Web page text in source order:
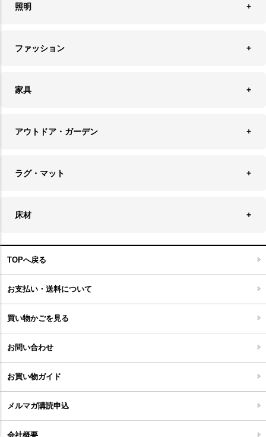
ごみ箱
バス・トイレ用品
その他雑貨
フォトフレーム
プランターカバー
キャンドル
お盆・トレー
照明
ファッション
家具
収納家具
ベッド・寝具
キッズインテリア
家具開梱設置便について
アウトドア・ガーデン
アウトドア雑貨
ラグ・マット
キッチンマット
床材
フローリングカーペット
フロアタイル
TOPへ戻る
お支払い・送料について
買い物かごを見る
お問い合わせ
お買い物ガイド
メルマガ購読申込
会社概要